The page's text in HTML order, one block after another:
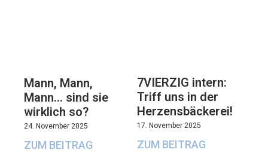
Mann, Mann,
Mann… sind sie
wirklich so?
24. November 2025
ZUM BEITRAG
7VIERZIG intern:
Triff uns in der
Herzensbäckerei!
17. November 2025
ZUM BEITRAG